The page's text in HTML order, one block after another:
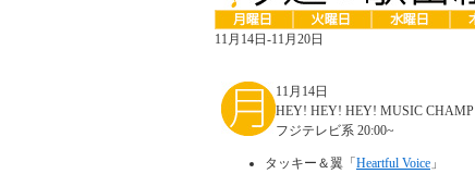
11月14日-11月20日
11月14日
HEY! HEY! HEY! MUSIC CHAMP
フジテレビ系 20:00~
タッキー＆翼「 Heartful Voice 」